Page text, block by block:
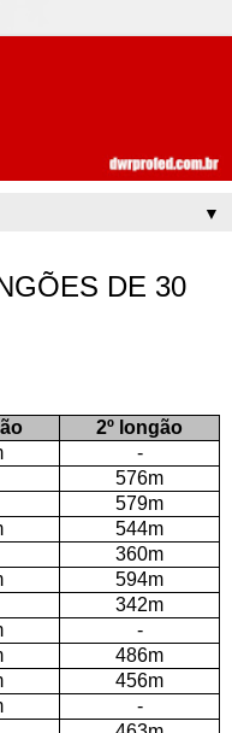
▼
DE 30
2º longão
-
576m
579m
544m
360m
594m
342m
-
486m
456m
-